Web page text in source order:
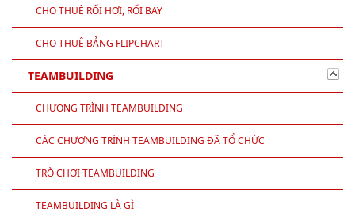
CHO THUÊ RỐI HƠI, RỐI BAY
CHO THUÊ BẢNG FLIPCHART
TEAMBUILDING
CHƯƠNG TRÌNH TEAMBUILDING
CÁC CHƯƠNG TRÌNH TEAMBUILDING ĐÃ TỔ CHỨC
TRÒ CHƠI TEAMBUILDING
TEAMBUILDING LÀ GÌ